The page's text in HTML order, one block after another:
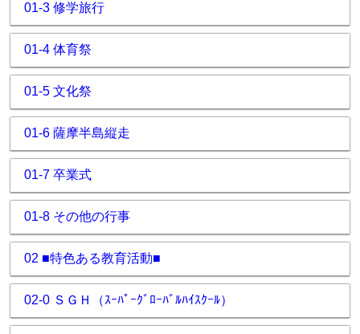
01-3 修学旅行
01-4 体育祭
01-5 文化祭
01-6 薩摩半島縦走
01-7 卒業式
01-8 その他の行事
02 ■特色ある教育活動■
02-0 ＳＧＨ（ｽｰﾊﾟｰｸﾞﾛｰﾊﾞﾙﾊｲｽｸｰﾙ）